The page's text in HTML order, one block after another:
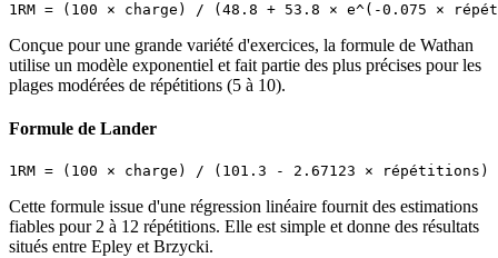
Conçue pour une grande variété d'exercices, la formule de Wathan
utilise un modèle exponentiel et fait partie des plus précises pour les
plages modérées de répétitions (5 à 10).
Formule de Lander
Cette formule issue d'une régression linéaire fournit des estimations
fiables pour 2 à 12 répétitions. Elle est simple et donne des résultats
situés entre Epley et Brzycki.